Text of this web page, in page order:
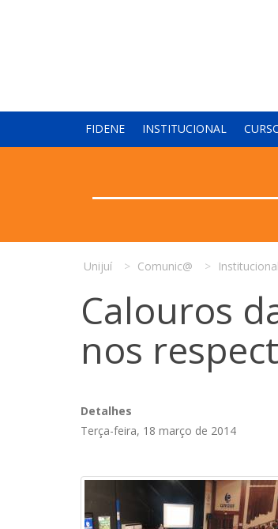
FIDENE INSTITUCIONAL
Unijuí Comunic@ Institucional
Calouros
nos
Detalhes
Terça-feira, 18 março de 2014